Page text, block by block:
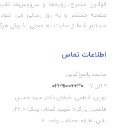
قوانین مندرج، رویه‏‌ها و سرویس‏‌ها
صفحه منتشر و به روز رسانی می شود
مستمر شما از سایت به معنی پذیرش
اطلاعات تماس
ساعت پاسخ‌گویی
۹ الی ۱۷ :
۹۱۰۰۶۶۳۰-۰۲۱
تهران، فاطمی، خیابان دکتر سید حسین
فاطمی، بزرگراه شهید گمنام، پلاک: 26.0،
یاس، طبقه: همکف، واحد: 7